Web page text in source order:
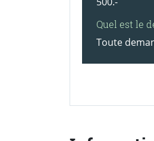
Quel est le
Toute